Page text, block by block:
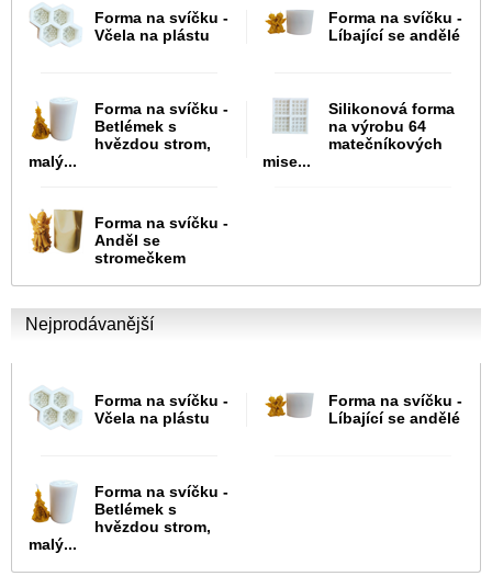
Forma na svíčku -
Včela na plástu
Forma na svíčku -
Líbající se andělé
Forma na svíčku -
Betlémek s
hvězdou strom,
malý...
Silikonová forma
na výrobu 64
matečníkových
mise...
Forma na svíčku -
Anděl se
stromečkem
Nejprodávanější
Forma na svíčku -
Včela na plástu
Forma na svíčku -
Líbající se andělé
Forma na svíčku -
Betlémek s
hvězdou strom,
malý...